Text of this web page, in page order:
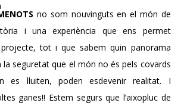
no som nouvinguts en el món de
i una experiència que ens permet
tot i que sabem quin panorama
seguretat que el món no és pels covards
es lluiten, poden esdevenir realitat. I
ganes!! Estem segurs que l’aixopluc de